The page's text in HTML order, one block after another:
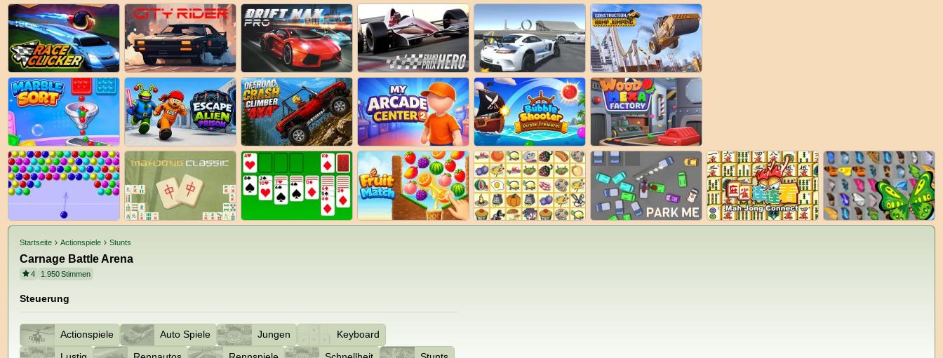
Startseite Actionspiele Stunts
Carnage Battle Arena
4 1.950Stimmen
Steuerung
Actionspiele Auto Spiele Jungen
Keyboard